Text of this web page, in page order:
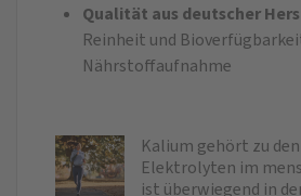
Qualität aus deutscher
Reinheit und
Nährstoffaufnahme
Kalium gehört zu
Elektrolyten im
ist überwiegend in